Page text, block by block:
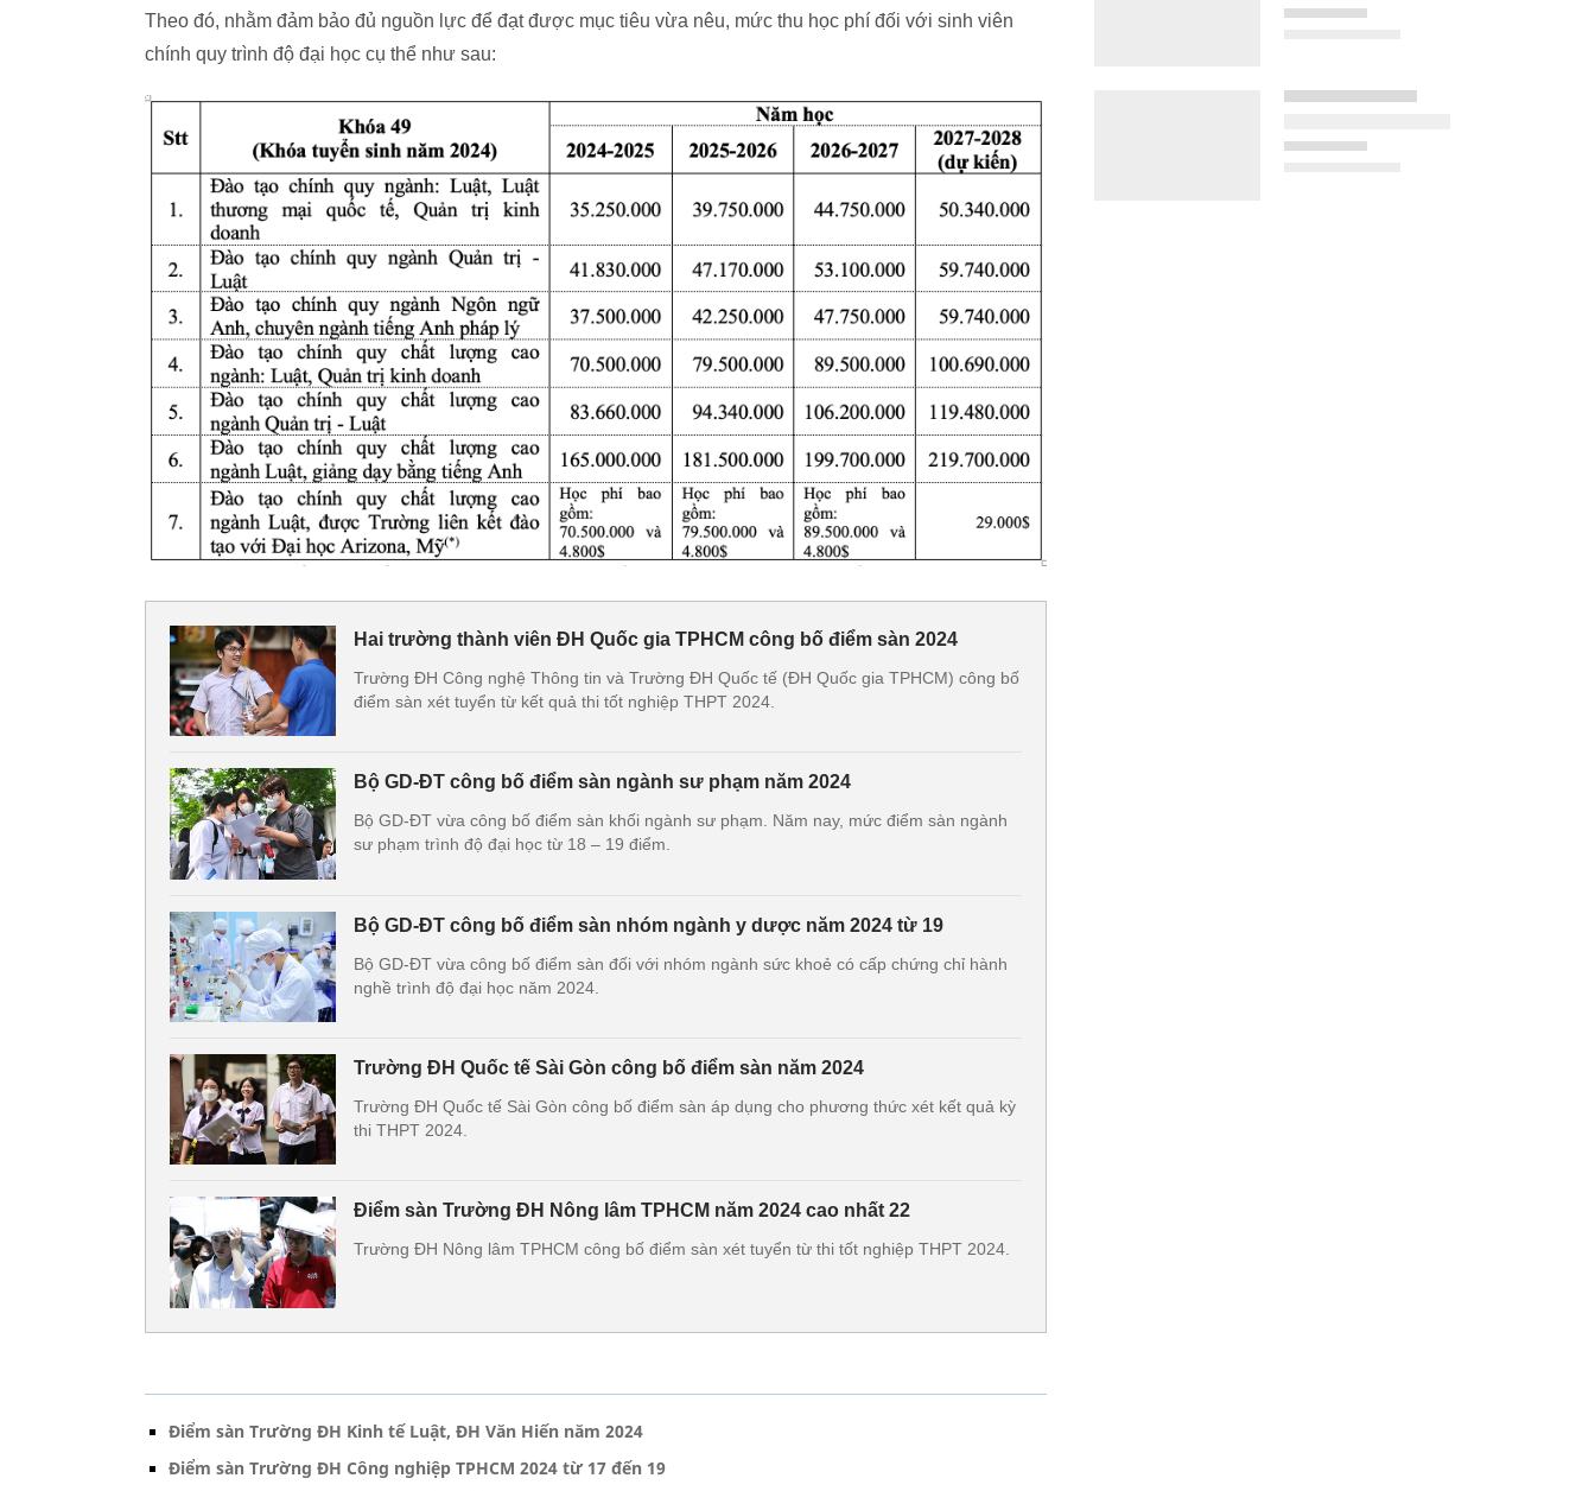
Theo đó, nhằm đảm bảo đủ nguồn lực để đạt được mục tiêu vừa nêu, mức thu học phí đối với sinh viên
chính quy trình độ đại học cụ thể như sau:
Hai trường thành viên ĐH Quốc gia TPHCM công bố điểm sàn 2024
Trường ĐH Công nghệ Thông tin và Trường ĐH Quốc tế (ĐH Quốc gia TPHCM) công bố
điểm sàn xét tuyển từ kết quả thi tốt nghiệp THPT 2024.
Bộ GD-ĐT công bố điểm sàn ngành sư phạm năm 2024
Bộ GD-ĐT vừa công bố điểm sàn khối ngành sư phạm. Năm nay, mức điểm sàn ngành
sư phạm trình độ đại học từ 18 – 19 điểm.
Bộ GD-ĐT công bố điểm sàn nhóm ngành y dược năm 2024 từ 19
Bộ GD-ĐT vừa công bố điểm sàn đối với nhóm ngành sức khoẻ có cấp chứng chỉ hành
nghề trình độ đại học năm 2024.
Trường ĐH Quốc tế Sài Gòn công bố điểm sàn năm 2024
Trường ĐH Quốc tế Sài Gòn công bố điểm sàn áp dụng cho phương thức xét kết quả kỳ
thi THPT 2024.
Điểm sàn Trường ĐH Nông lâm TPHCM năm 2024 cao nhất 22
Trường ĐH Nông lâm TPHCM công bố điểm sàn xét tuyển từ thi tốt nghiệp THPT 2024.
Điểm sàn Trường ĐH Kinh tế Luật, ĐH Văn Hiến năm 2024
Điểm sàn Trường ĐH Công nghiệp TPHCM 2024 từ 17 đến 19